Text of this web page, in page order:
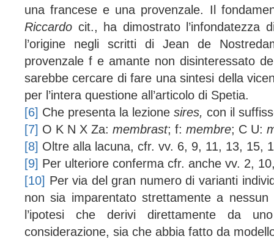
una francese e una provenzale. Il
Riccardo cit., ha dimostrato l’infondatezza
l’origine negli scritti di Jean de
provenzale f e amante non disinteressato
sarebbe cercare di fare una sintesi della
per l’intera questione all’articolo di Spetia.
[6] Che presenta la lezione sires, con il
[7] O K N X Za: membrast; f: membre; C U:
[8] Oltre alla lacuna, cfr. vv. 6, 9, 11, 13, 15,
[9] Per ulteriore conferma cfr. anche vv. 2,
[10] Per via del gran numero di varianti
non sia imparentato strettamente a
l’ipotesi che derivi direttamente da
considerazione, sia che abbia fatto da